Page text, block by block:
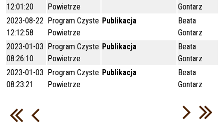
12:01:20
Powietrze
Gontarz
2023-08-22
12:12:58
Program Czyste
Powietrze
Publikacja
Beata
Gontarz
2023-01-03
08:26:10
Program Czyste
Powietrze
Publikacja
Beata
Gontarz
2023-01-03
08:23:21
Program Czyste
Powietrze
Publikacja
Beata
Gontarz